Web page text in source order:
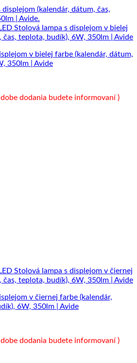
v bielej farbe (kalendár, dátum,
350lm | Avide
dodania budete informovaní )
v čiernej farbe (kalendár,
6W, 350lm | Avide
dodania budete informovaní )